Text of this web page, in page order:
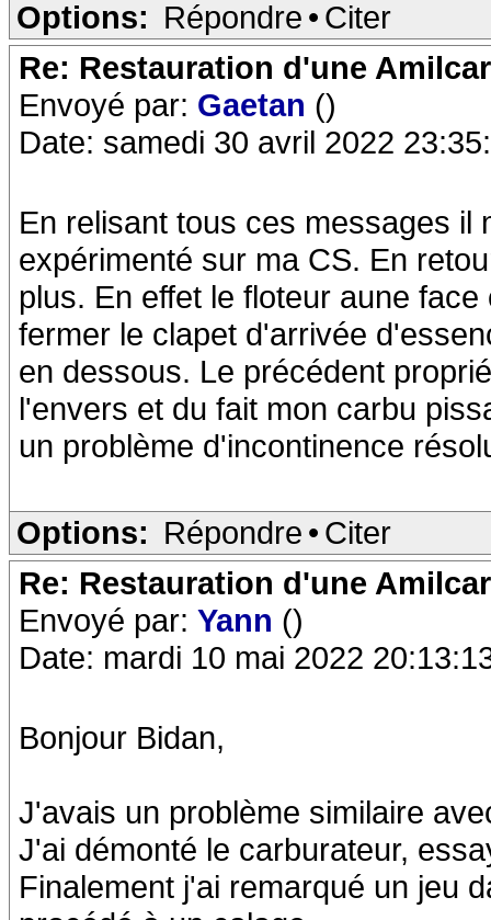
Options: Répondre • Citer
Re: Restauration d'une
Envoyé par: Gaetan ()
Date: samedi 30 avril 2022
En relisant tous ces messages il
expérimenté sur ma CS. En
plus. En effet le floteur aune
fermer le clapet d'arrivée
en dessous. Le précédent
l'envers et du fait mon carbu
un problème d'incontinence
Options: Répondre • Citer
Re: Restauration d'une
Envoyé par: Yann ()
Date: mardi 10 mai 2022
Bonjour Bidan,
J'avais un problème similaire
J'ai démonté le carburateur,
Finalement j'ai remarqué un jeu